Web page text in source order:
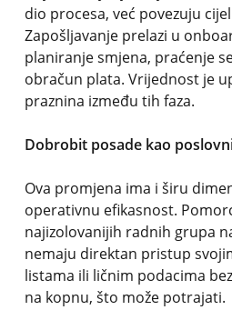
dio procesa, već povezuju
Zapošljavanje prelazi u
planiranje smjena, praćenje
obračun plata. Vrijednost je
praznina između tih faza.
Dobrobit posade kao
Ova promjena ima i širu
operativnu efikasnost.
najizolovanijih radnih grupa
nemaju direktan pristup
listama ili ličnim podacima
na kopnu, što može potrajati.